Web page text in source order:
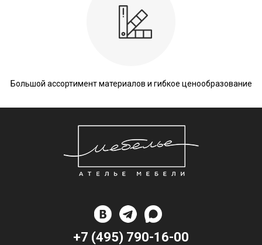
Большой ассортимент материалов и гибкое ценообразование
+7 (495) 790-16-00